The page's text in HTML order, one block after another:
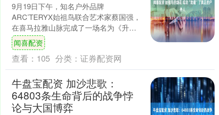
9月19日下午，知名户外品牌
ARC’TERYX始祖鸟联合艺术家蔡国强，
在喜马拉雅山脉完成了一场名为《升
龙》的大型烟花表演。其本意或许是书
写一场“人与自然对话”的....
闻喜配资
查看： 105 分类： 证券配资网
牛盘宝配资 加沙悲歌：
64803条生命背后的战争悖
论与大国博弈